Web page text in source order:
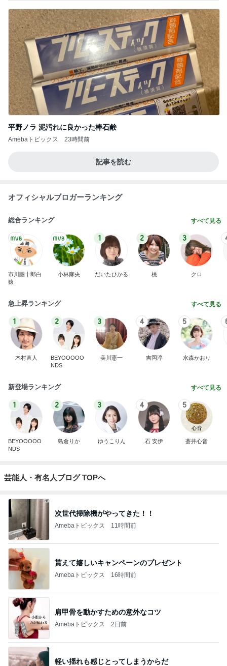
平野ノラ 泥汚れに良かった棒石鹸
Amebaトピックス 23時間前
記事を読む
オフィシャルブロガーランキング
総合ランキング すべて見る
市川團十郎白
猿
小林麻央
1
だいたひかる
2
桃
3
クロ
急上昇ランキング すべて見る
1
木村直人
2
BEYOOOOO
NDS
3
美川憲一
4
吉岡淳
5
水森かおり
新登場ランキング すべて見る
1
BEYOOOOO
NDS
2
島倉りか
3
ゆうこりん
4
石 安伊
5
蒼井心音
芸能人・有名人ブログ TOPへ
次世代掃除機がやってきた！！
Amebaトピックス 11時間前
貰えて嬉しいキャンペーンのプレゼント
Amebaトピックス 16時間前
肩甲骨を動かすための意外なコツ
Amebaトピックス 2日前
軽い揺れも感じとってしまうからだ